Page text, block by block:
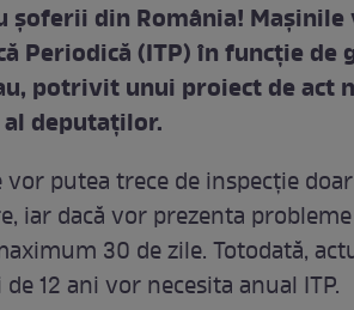
şoferii din România! Mașinile
Periodică (ITP) în funcție de
potrivit unui proiect de act
deputaților.
putea trece de inspecție
iar dacă vor prezenta
30 de zile. Totodată,
12 ani vor necesita anual ITP.